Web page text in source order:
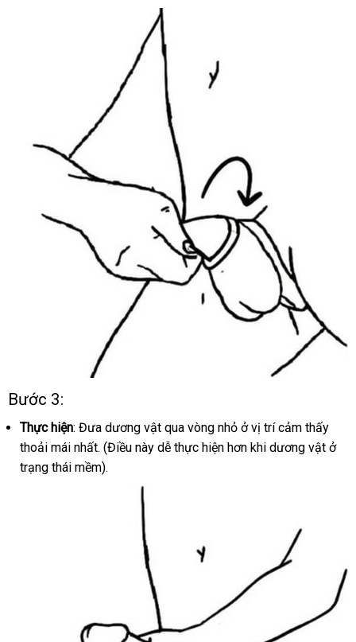
Vòng
đeo
dương
vật
SVAKOM
Bước 3:
Thực hiện: Đưa dương vật qua vòng nhỏ ở vị trí cảm thấy
thoải mái nhấtcao
cấp
. (Điều này dễ thực hiện hơn khi dương vật ở
trạng thái mềm).